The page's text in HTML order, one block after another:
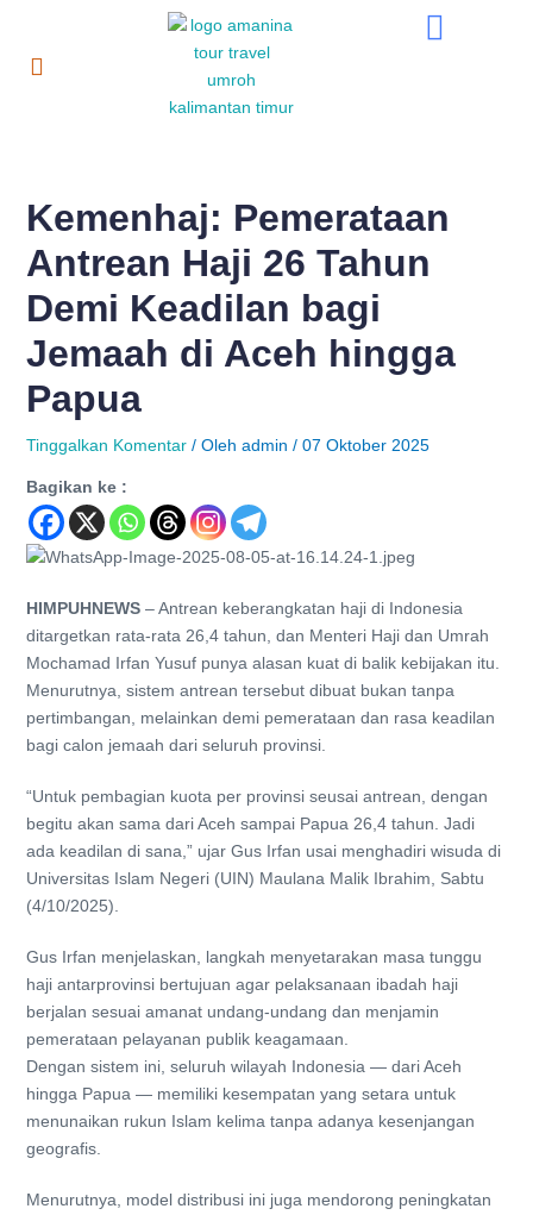
Kemenhaj: Pemerataan
Antrean Haji 26 Tahun
Demi Keadilan bagi
Jemaah di Aceh hingga
Papua
Tinggalkan Komentar / Oleh admin / 07 Oktober 2025
Bagikan ke :
HIMPUHNEWS– Antrean keberangkatan haji di Indonesia
ditargetkan rata-rata 26,4 tahun, dan Menteri Haji dan Umrah
Mochamad Irfan Yusuf punya alasan kuat di balik kebijakan itu.
Menurutnya, sistem antrean tersebut dibuat bukan tanpa
pertimbangan, melainkan demi pemerataan dan rasa keadilan
bagi calon jemaah dari seluruh provinsi.
“Untuk pembagian kuota per provinsi seusai antrean, dengan
begitu akan sama dari Aceh sampai Papua 26,4 tahun. Jadi
ada keadilan di sana,” ujar Gus Irfan usai menghadiri wisuda di
Universitas Islam Negeri (UIN) Maulana Malik Ibrahim, Sabtu
(4/10/2025).
Gus Irfan menjelaskan, langkah menyetarakan masa tunggu
haji antarprovinsi bertujuan agar pelaksanaan ibadah haji
berjalan sesuai amanat undang-undang dan menjamin
pemerataan pelayanan publik keagamaan.
Dengan sistem ini, seluruh wilayah Indonesia — dari Aceh
hingga Papua — memiliki kesempatan yang setara untuk
menunaikan rukun Islam kelima tanpa adanya kesenjangan
geografis.
Menurutnya, model distribusi ini juga mendorong peningkatan